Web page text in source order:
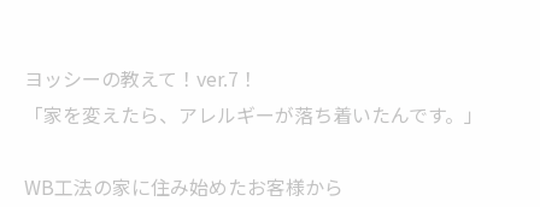
ヨッシーの教えて！ver.7！
「家を変えたら、アレルギーが落ち着いたんです。」
WB工法の家に住み始めたお客様から